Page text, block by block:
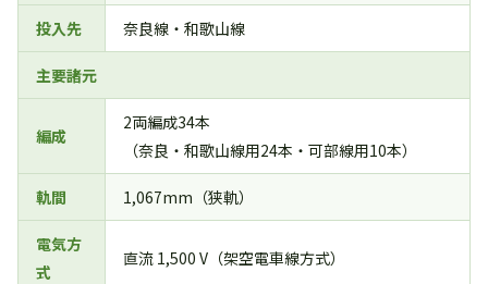
投入先 奈良線・和歌山線
主要諸元
編成
2両編成34本
（奈良・和歌山線用24本・可部線用10本）
軌間 1,067mm（狭軌）
電気方
式
直流 1,500 V（架空電車線方式）